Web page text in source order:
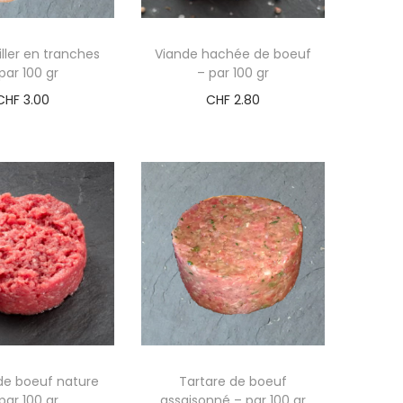
en tranches
100 gr
3.00
Viande hachée de boeuf
– par 100 gr
CHF2.80
boeuf nature
Tartare de boeuf